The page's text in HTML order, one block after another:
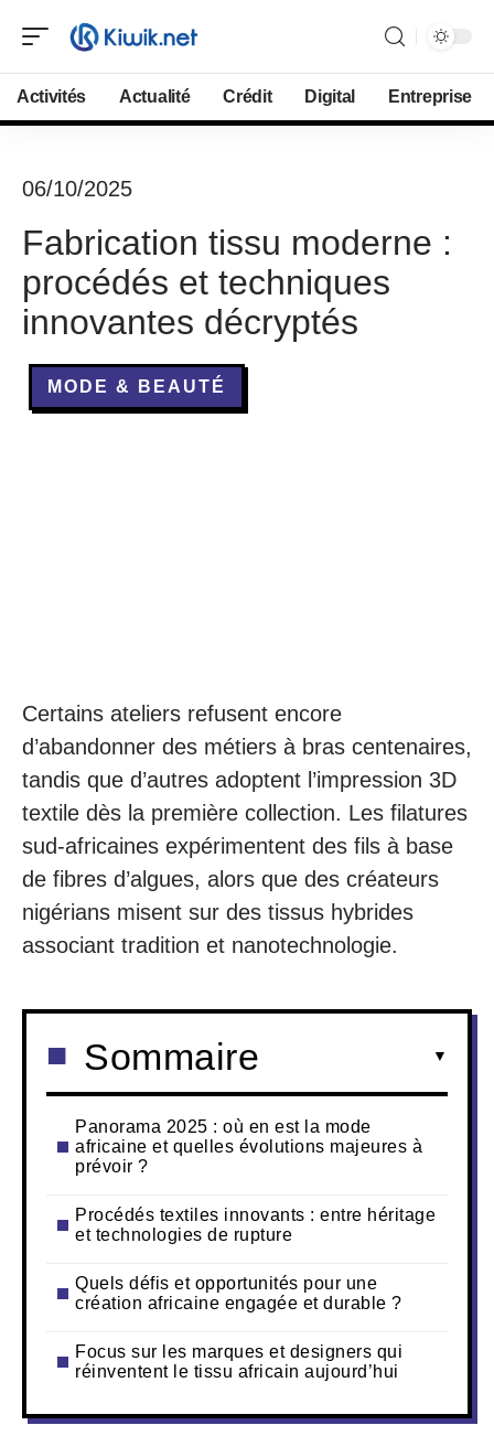
Activités Actualité Crédit Digital Entreprise
06/10/2025
Fabrication tissu moderne :
procédés et techniques
innovantes décryptés
MODE & BEAUTÉ
Certains ateliers refusent encore
d’abandonner des métiers à bras centenaires,
tandis que d’autres adoptent l’impression 3D
textile dès la première collection. Les filatures
sud-africaines expérimentent des fils à base
de fibres d’algues, alors que des créateurs
nigérians misent sur des tissus hybrides
associant tradition et nanotechnologie.
Sommaire
Panorama 2025 : où en est la mode
africaine et quelles évolutions majeures à
prévoir ?
Procédés textiles innovants : entre héritage
et technologies de rupture
Quels défis et opportunités pour une
création africaine engagée et durable ?
Focus sur les marques et designers qui
réinventent le tissu africain aujourd’hui